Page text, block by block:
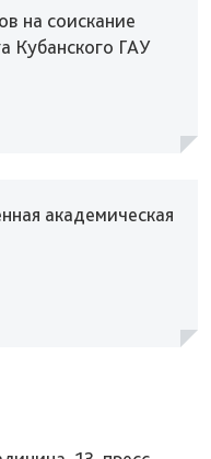
на соискание
Кубанского ГАУ
академическая